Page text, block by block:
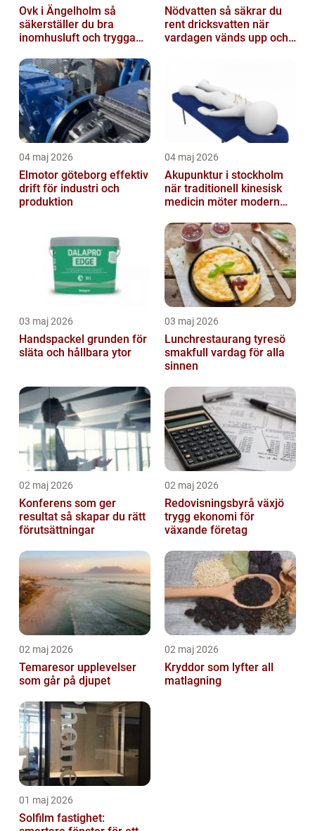
Ovk i Ängelholm så
säkerställer du bra
inomhusluft och trygga
Nödvatten så säkrar du
rent dricksvatten när
vardagen vänds upp och
04 maj 2026
Elmotor göteborg effektiv
drift för industri och
produktion
04 maj 2026
Akupunktur i stockholm
när traditionell kinesisk
medicin möter modern
03 maj 2026
Handspackel grunden för
släta och hållbara ytor
03 maj 2026
Lunchrestaurang tyresö
smakfull vardag för alla
sinnen
02 maj 2026
Konferens som ger
resultat så skapar du rätt
förutsättningar
02 maj 2026
Redovisningsbyrå växjö
trygg ekonomi för
växande företag
02 maj 2026
Temaresor upplevelser
som går på djupet
02 maj 2026
Kryddor som lyfter all
matlagning
01 maj 2026
Solfilm fastighet: